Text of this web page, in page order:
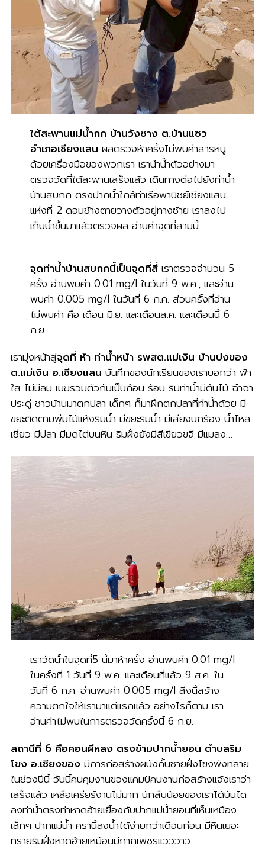
ใต้สะพานแม่น้ำกก บ้านวังซาง ต.บ้านแซว
อำเภอเชียงแสน ผลตรวจห้าครั้งไม่พบค่าสารหนู
ด้วยเครื่องมือของพวกเรา เรานำน้ำตัวอย่างมา
ตรวจวัดที่ใต้สะพานเสร็จแล้ว เดินทางต่อไปยังท่าน้ำ
บ้านสบกก ตรงปากน้ำใกล้ท่าเรือพานิชย์เชียงแสน
แห่งที่ 2 ดอนช้างตายวางตัวอยู่ทางซ้าย เราลงไป
เก็บน้ำขึ้นมาแล้วตรวจผล อ่านค่าจุดที่สามนี้
จุดท่าน้ำบ้านสบกกนี้เป็นจุดที่สี่ เราตรวจจำนวน 5
ครั้ง อ่านพบค่า 0.01 mg/l ในวันที่ 9 พ.ค., และอ่าน
พบค่า 0.005 mg/l ในวันที่ 6 ก.ค. ส่วนครั้งที่อ่าน
ไม่พบค่า คือ เดือน มิ.ย. และเดือนส.ค. และเดือนนี้ 6
ก.ย.
เรามุ่งหน้าสู่จุดที่ ห้า ท่าน้ำหน้า รพสต.แม่เงิน บ้านปงของ
ต.แม่เงิน อ.เชียงแสน บันทึกของนักเรียนของเราบอกว่า ฟ้า
ใส ไม่มีลม เมฆรวมตัวกันเป็นก้อน ร้อน ริมท่าน้ำมีต้นไม้ ฉำฉา
ประดู่ ชาวบ้านมาตกปลา เด็กๆ ก็มาฝึกตกปลาที่ท่าน้ำด้วย มี
ขยะติดตามพุ่มไม้แห้งริมน้ำ มีขยะริมน้ำ มีเสียงนกร้อง น้ำไหล
เชี่ยว มีปลา มีมดไต่บนหิน ริมฝั่งยังมีสีเขียวขจี มีแมลง…
เราวัดน้ำในจุดที่5 นี้มาห้าครั้ง อ่านพบค่า 0.01 mg/l
ในครั้งที่ 1 วันที่ 9 พ.ค. และเดือนที่แล้ว 9 ส.ค. ใน
วันที่ 6 ก.ค. อ่านพบค่า 0.005 mg/l สิ่งนี้สร้าง
ความตกใจให้เรามาแต่แรกแล้ว อย่างไรก็ตาม เรา
อ่านค่าไม่พบในการตรวจวัดครั้งนี้ 6 ก.ย.
สถานีที่ 6 คือคอนผีหลง ตรงข้ามปากน้ำยอน ตำบลริม
โขง อ.เชียงของมีการก่อสร้างผนังกั้นชายฝั่งโขงพังทลาย
ในช่วงปีนี้ วันนี้คนคุมงานของแคมป์คนงานก่อสร้างแจ้งเราว่า
เสร็จแล้ว เหลือเครียร์งานไม่มาก นักสืบน้อยของเราได้บันได
ลงท่าน้ำตรงท่าหาดฮ้ายเยื้องกับปากแม่น้ำยอนที่เห็นเหมือง
เล็กๆ ปากแม่น้ำ ครานี้ลงน้ำได้ง่ายกว่าเดือนก่อน มีหินเยอะ
ทรายริมฝั่งหาดฮ้ายเหมือนมีกากเพชรแวววาว..